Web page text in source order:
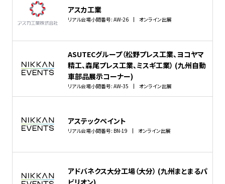
アスカ工業
リアル会場小間番号: AW-26 オンライン出展
ASUTECグループ（松野プレス工業、ヨコヤマ
精工、森尾プレス工業、ミスギ工業） (九州自動
車部品展示コーナー)
リアル会場小間番号: AW-35 オンライン出展
アステックペイント
リアル会場小間番号: BN-19 オンライン出展
アドバネクス大分工場（大分） (九州まとまるパ
ビリオン)